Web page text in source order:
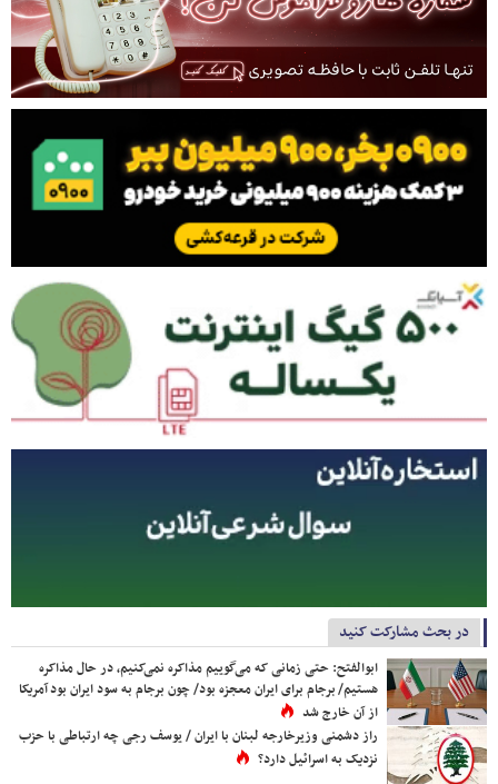
در بحث مشارکت کنید
ابوالفتح: حتی زمانی که می‌گوییم مذاکره نمی‌کنیم، در حال مذاکره
هستیم/ برجام برای ایران معجزه بود/ چون برجام به سود ایران بود آمریکا
از آن خارج شد
راز دشمنی وزیرخارجه لبنان با ایران / یوسف رجی چه ارتباطی با حزب
نزدیک به اسرائیل دارد؟